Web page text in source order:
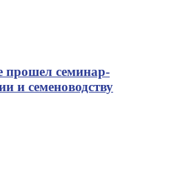
прошел семинар-
и семеноводству